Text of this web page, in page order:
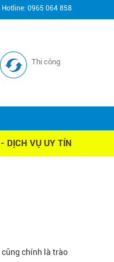
Hotline: 0965 064 858
Thi công
DỊCH VỤ UY TÍN
cũng chính là trào